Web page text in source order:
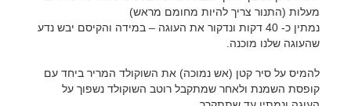
מעלות (התנור צריך להיות מחומם מראש)
נמתין כ- 40 דקות ונדקור את העוגה – במידה והקיסם יבש נדע
שהעוגה שלנו מוכנה.
להמיס על סיר קטן (אש נמוכה) את השוקולד המריר ביחד עם
קופסת השמנת ולאחר שמתקבל רוטב השוקולד נשפוך על